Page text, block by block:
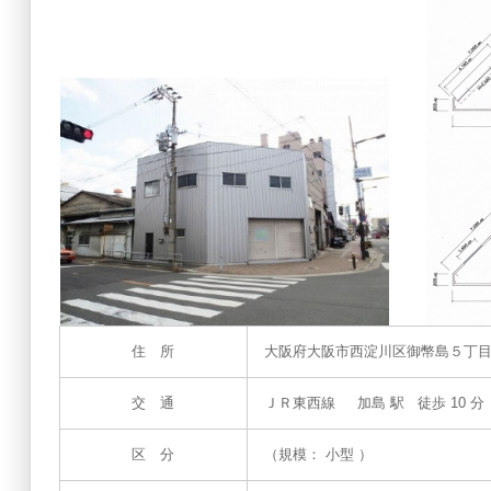
住 所 大阪府大阪市西淀川区御幣島５丁目
交 通 ＪＲ東西線 加島 駅 徒歩 10 分
区 分 （規模： 小型 ）